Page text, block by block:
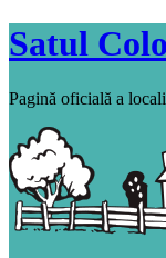
Satul
Pagină oficială a